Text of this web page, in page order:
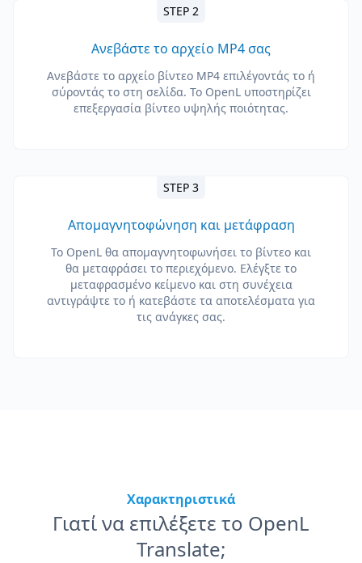
STEP 2
Ανεβάστε το αρχείο MP4 σας
Ανεβάστε το αρχείο βίντεο MP4 επιλέγοντάς το ή
σύροντάς το στη σελίδα. Το OpenL υποστηρίζει
επεξεργασία βίντεο υψηλής ποιότητας.
STEP 3
Απομαγνητοφώνηση και μετάφραση
Το OpenL θα απομαγνητοφωνήσει το βίντεο και
θα μεταφράσει το περιεχόμενο. Ελέγξτε το
μεταφρασμένο κείμενο και στη συνέχεια
αντιγράψτε το ή κατεβάστε τα αποτελέσματα για
τις ανάγκες σας.
Χαρακτηριστικά
Γιατί να επιλέξετε το OpenL
Translate;